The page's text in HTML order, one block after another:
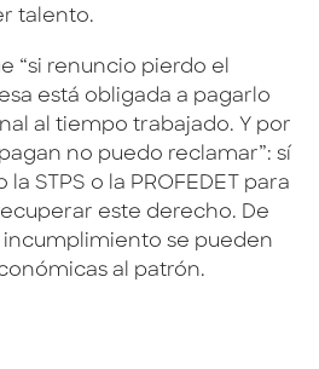
talento.
“si renuncio pierdo el
está obligada a pagarlo
al tiempo trabajado. Y por
no puedo reclamar”: sí
STPS o la PROFEDET para
este derecho. De
incumplimiento se pueden
al patrón.